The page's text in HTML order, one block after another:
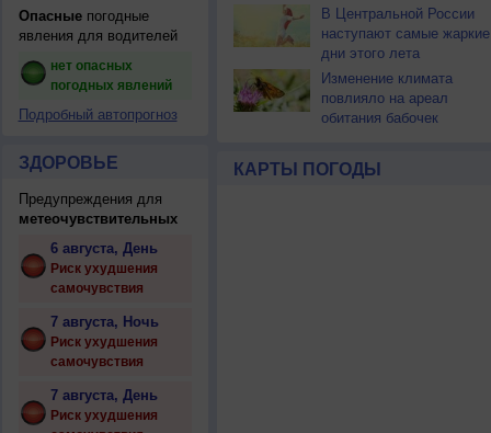
Опасныепогодные
явления для водителей
нет опасных
погодных явлений
Подробный автопрогноз
ЗДОРОВЬЕ
Предупреждения для
метеочувствительных
6 августа, День
Риск ухудшения
самочувствия
7 августа, Ночь
Риск ухудшения
самочувствия
7 августа, День
Риск ухудшения
В Центральной России
наступают самые жаркие
дни этого лета
Изменение климата
повлияло на ареал
обитания бабочек
КАРТЫ ПОГОДЫ